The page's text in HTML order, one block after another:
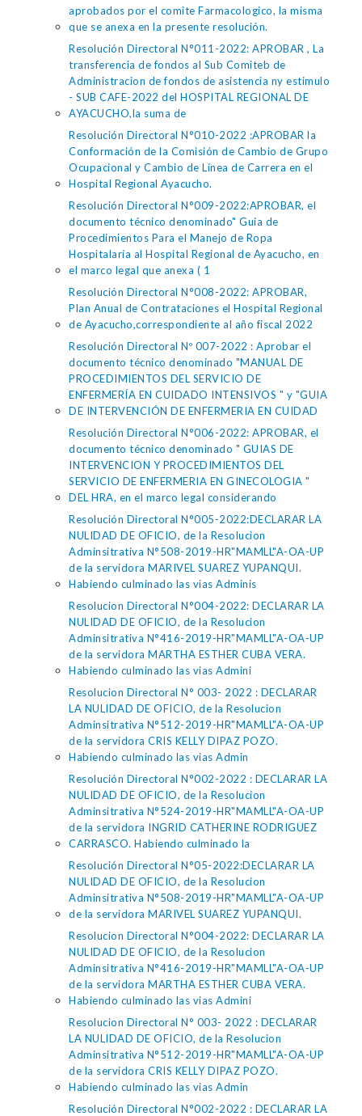
aprobados por el comite Farmacologico, la misma
que se anexa en la presente resolución.
Resolución Directoral N°011-2022: APROBAR , La
transferencia de fondos al Sub Comiteb de
Administracion de fondos de asistencia ny estimulo
- SUB CAFE-2022 del HOSPITAL REGIONAL DE
AYACUCHO,la suma de
Resolución Directoral N°010-2022 :APROBAR la
Conformación de la Comisión de Cambio de Grupo
Ocupacional y Cambio de Línea de Carrera en el
Hospital Regional Ayacucho.
Resolución Directoral N°009-2022:APROBAR, el
documento técnico denominado" Guia de
Procedimientos Para el Manejo de Ropa
Hospitalaría al Hospital Regional de Ayacucho, en
el marco legal que anexa ( 1
Resolución Directoral N°008-2022: APROBAR,
Plan Anual de Contrataciones el Hospital Regional
de Ayacucho,correspondiente al año fiscal 2022
Resolución Directoral Nº 007-2022 : Aprobar el
documento técnico denominado "MANUAL DE
PROCEDIMIENTOS DEL SERVICIO DE
ENFERMERÍA EN CUIDADO INTENSIVOS " y "GUIA
DE INTERVENCIÓN DE ENFERMERIA EN CUIDAD
Resolución Directoral N°006-2022: APROBAR, el
documento técnico denominado " GUIAS DE
INTERVENCION Y PROCEDIMIENTOS DEL
SERVICIO DE ENFERMERIA EN GINECOLOGIA "
DEL HRA, en el marco legal considerando
Resolución Directoral N°005-2022:DECLARAR LA
NULIDAD DE OFICIO, de la Resolucion
Adminsitrativa N°508-2019-HR"MAMLL"A-OA-UP
de la servidora MARIVEL SUAREZ YUPANQUI.
Habiendo culminado las vias Adminis
Resolucion Directoral N°004-2022: DECLARAR LA
NULIDAD DE OFICIO, de la Resolucion
Adminsitrativa N°416-2019-HR"MAMLL"A-OA-UP
de la servidora MARTHA ESTHER CUBA VERA.
Habiendo culminado las vias Admini
Resolucion Directoral N° 003- 2022 : DECLARAR
LA NULIDAD DE OFICIO, de la Resolucion
Adminsitrativa N°512-2019-HR"MAMLL"A-OA-UP
de la servidora CRIS KELLY DIPAZ POZO.
Habiendo culminado las vias Admin
Resolución Directoral N°002-2022 : DECLARAR LA
NULIDAD DE OFICIO, de la Resolucion
Adminsitrativa N°524-2019-HR"MAMLL"A-OA-UP
de la servidora INGRID CATHERINE RODRIGUEZ
CARRASCO. Habiendo culminado la
Resolución Directoral N°05-2022:DECLARAR LA
NULIDAD DE OFICIO, de la Resolucion
Adminsitrativa N°508-2019-HR"MAMLL"A-OA-UP
de la servidora MARIVEL SUAREZ YUPANQUI.
Resolucion Directoral N°004-2022: DECLARAR LA
NULIDAD DE OFICIO, de la Resolucion
Adminsitrativa N°416-2019-HR"MAMLL"A-OA-UP
de la servidora MARTHA ESTHER CUBA VERA.
Habiendo culminado las vias Admini
Resolucion Directoral N° 003- 2022 : DECLARAR
LA NULIDAD DE OFICIO, de la Resolucion
Adminsitrativa N°512-2019-HR"MAMLL"A-OA-UP
de la servidora CRIS KELLY DIPAZ POZO.
Habiendo culminado las vias Admin
Resolución Directoral N°002-2022 : DECLARAR LA